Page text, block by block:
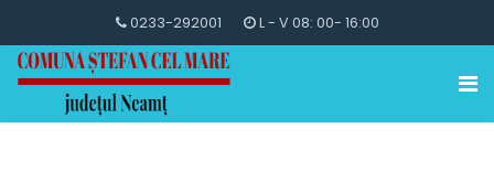
0233-292001 L - V 08: 00- 16:00